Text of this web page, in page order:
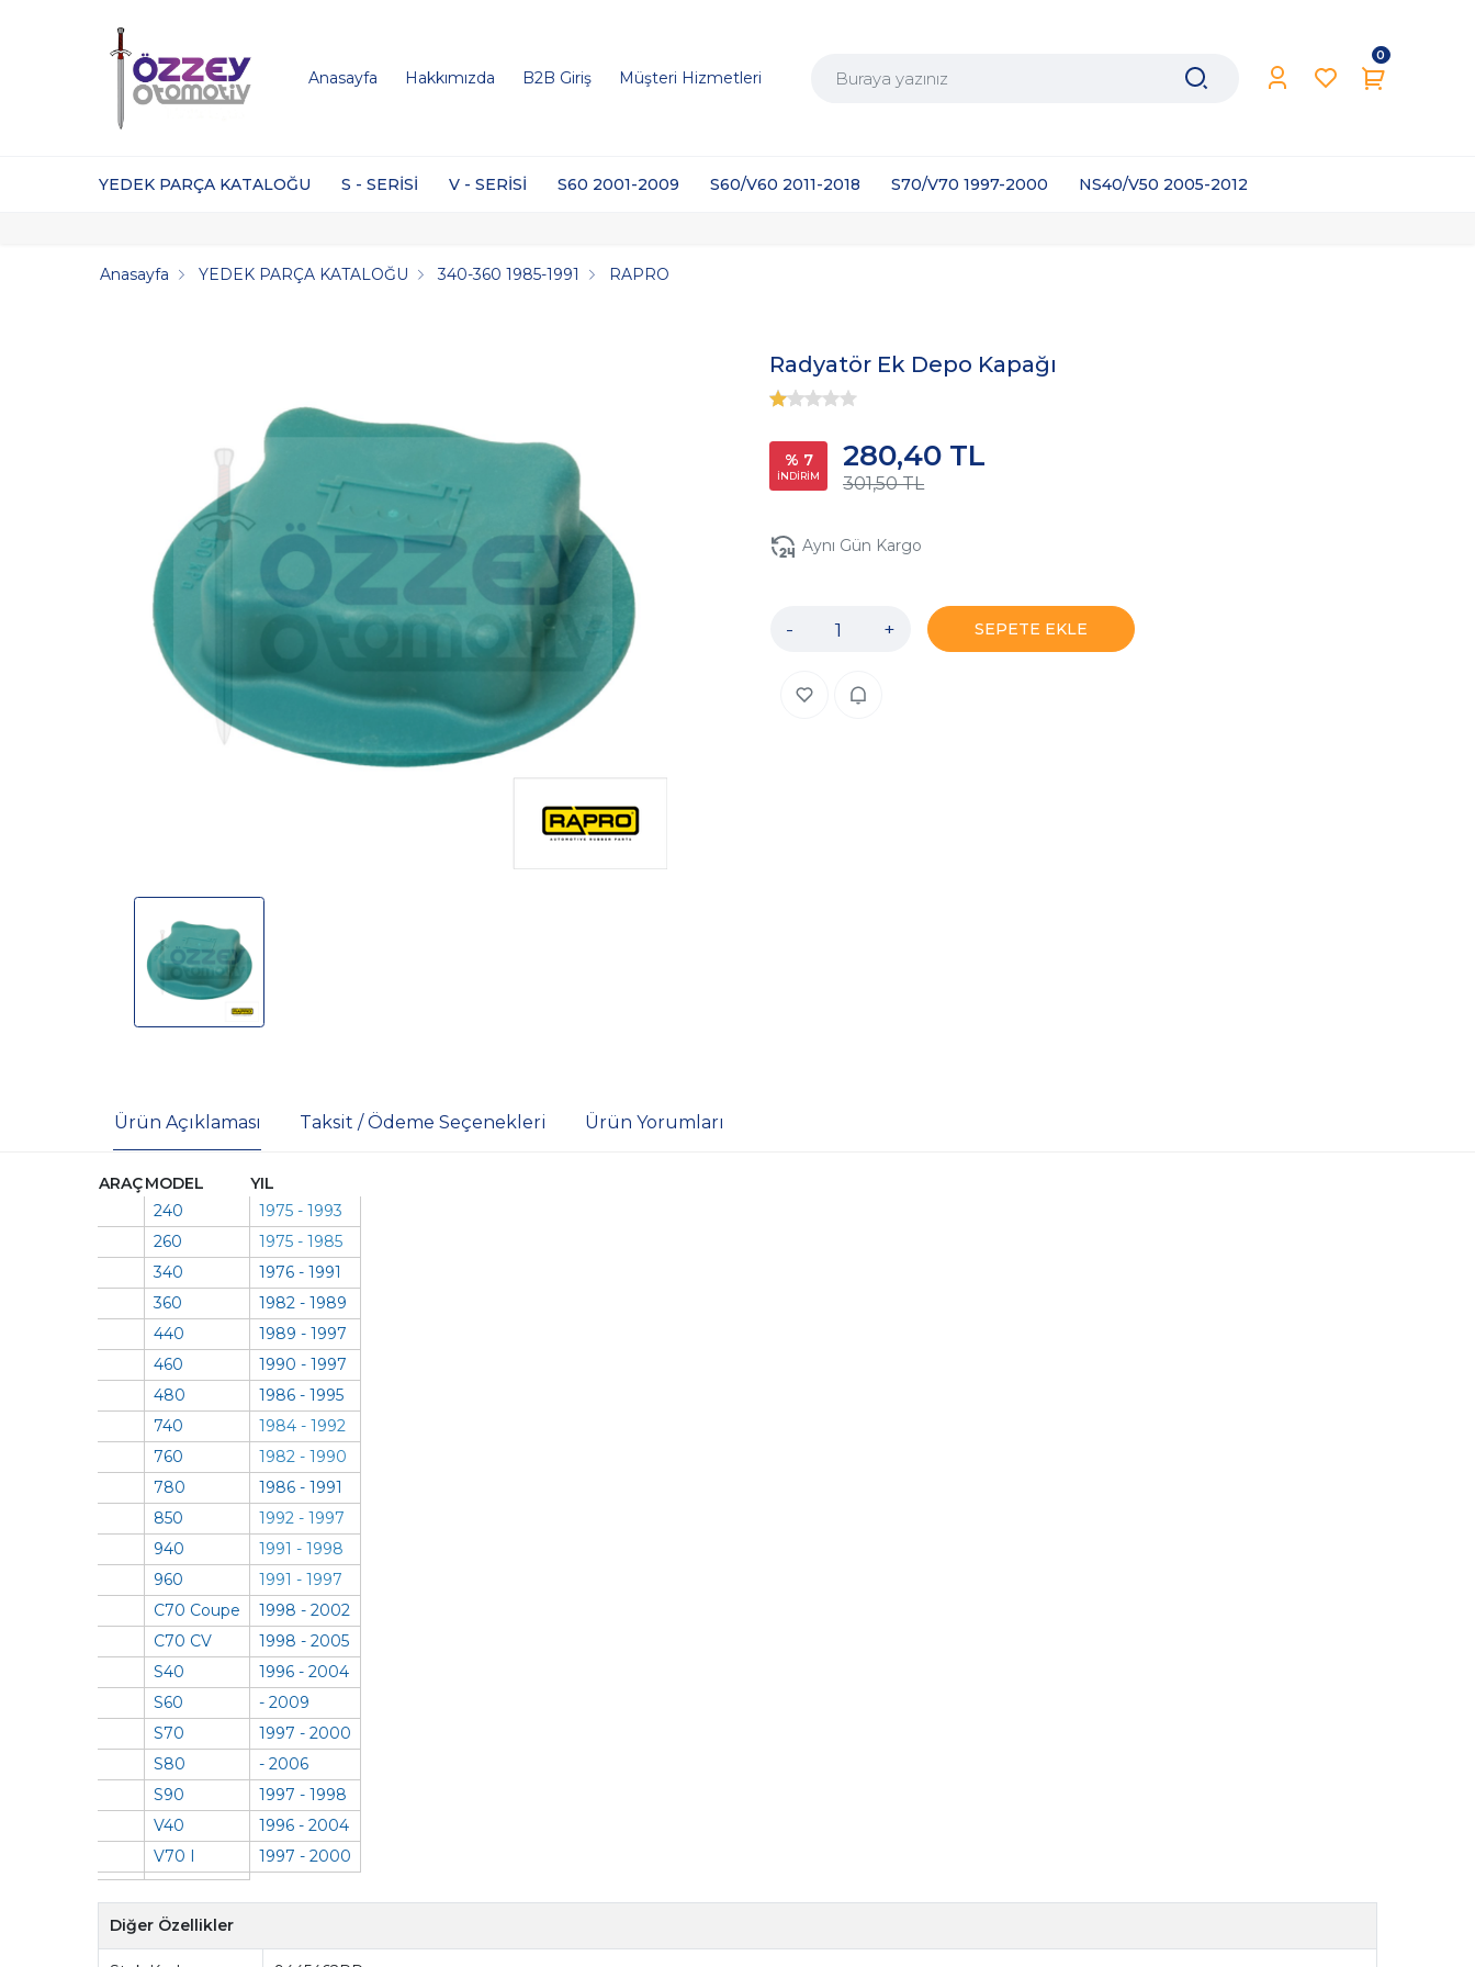
Anasayfa Hakkımızda B2B Giriş Müşteri Hizmetleri
0
YEDEK PARÇA KATALOĞU S - SERİSİ V - SERİSİ S60 2001-2009 S60/V60 2011-2018 S70/V70 1997-2000 NS40/V50 2005-2012
Anasayfa YEDEK PARÇA KATALOĞU 340-360 1985-1991 RAPRO
Radyatör Ek Depo Kapağı
% 7
İNDİRİM 301,50 TL
280,40 TL
Aynı Gün Kargo
- + SEPETE EKLE
Ürün Açıklaması Taksit / Ödeme Seçenekleri Ürün Yorumları
ARAÇMODEL
YIL
240
1975 - 1993
260
1975 - 1985
340
1976 - 1991
360
1982 - 1989
440
1989 - 1997
460
1990 - 1997
480
1986 - 1995
740
1984 - 1992
760
1982 - 1990
780
1986 - 1991
850
1992 - 1997
940
1991 - 1998
960
1991 - 1997
C70 Coupe
1998 - 2002
C70 CV
1998 - 2005
S40
1996 - 2004
S60
- 2009
S70
1997 - 2000
S80
- 2006
S90
1997 - 1998
V40
1996 - 2004
V70 I
1997 - 2000
Diğer Özellikler